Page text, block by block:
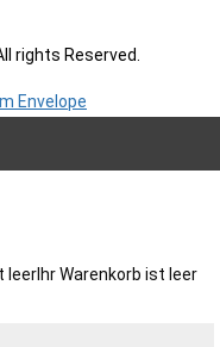
rights Reserved.
Envelope
Ihr Warenkorb ist leer